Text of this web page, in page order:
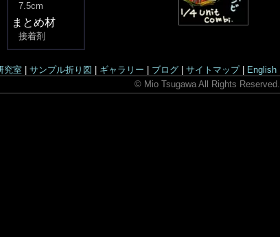
7.5cm
まとめ材
接着剤
English
サイトマップ
ブログ
ギャラリー
サンプル折り図
究室
© Mio Tsugawa All Rights Reserved.